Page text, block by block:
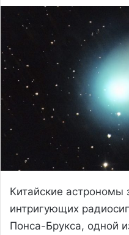
Китайские астрономы
интригующих
Понса-Брукса, одной